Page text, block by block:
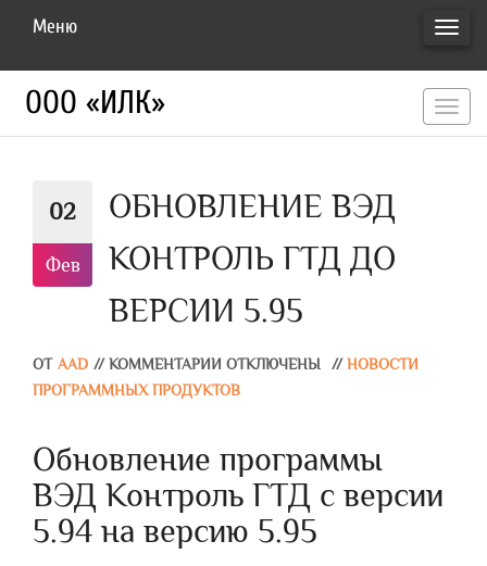
Меню
ООО «ИЛК»
02
Фев
ОБНОВЛЕНИЕ ВЭД
КОНТРОЛЬ ГТД ДО
ВЕРСИИ 5.95
ОТ AAD // КОММЕНТАРИИ ОТКЛЮЧЕНЫ // НОВОСТИ
ПРОГРАММНЫХ ПРОДУКТОВ
Обновление программы
ВЭД Контроль ГТД с версии
5.94 на версию 5.95